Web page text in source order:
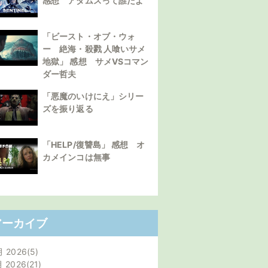
「ビースト・オブ・ウォ
ー 絶海・殺戮 人喰いサメ
地獄」 感想 サメVSコマン
ダー哲夫
「悪魔のいけにえ」シリー
ズを振り返る
「HELP/復讐島」 感想 オ
カメインコは無事
カイブ
2026 5
2026 21